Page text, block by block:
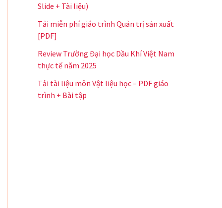
Slide + Tài liệu)
Tải miễn phí giáo trình Quản trị sản xuất
[PDF]
Review Trường Đại học Dầu Khí Việt Nam
thực tế năm 2025
Tải tài liệu môn Vật liệu học – PDF giáo
trình + Bài tập